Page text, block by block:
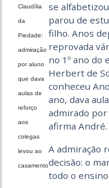
Claudília
da
Piedade:
admiração
por aluno
que dava
aulas de
reforço
aos
colegas
levou ao
casamento
se
parou de
filho. Anos
reprovada
no 1º ano do
Herbert de
conheceu
ano, dava
admirado por
afirma André.
A admiração
decisão: o
todo o